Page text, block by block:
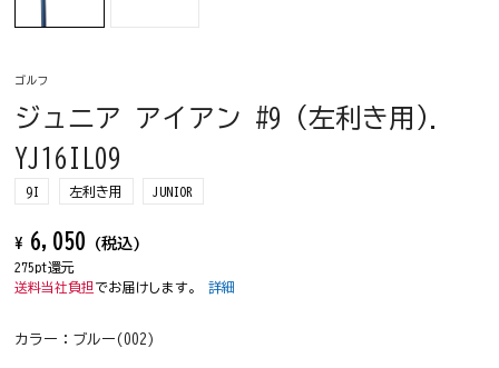
ゴルフ
ジュニア アイアン #9 (左利き用).
YJ16IL09
9I 左利き用 JUNIOR
¥ 6,050 (税込)
275pt還元
送料当社負担 でお届けします。詳細
カラー： ブルー(002)